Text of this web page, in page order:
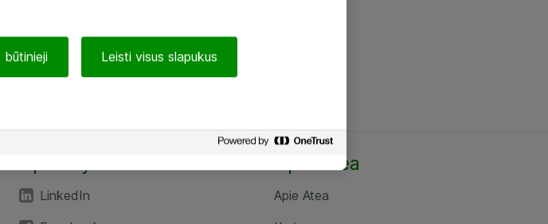
LinkedIn
Apie Atea
Apie Atea
būtinieji Leisti visus slapukus